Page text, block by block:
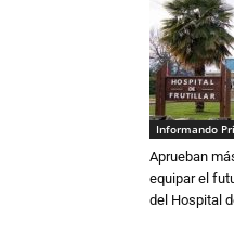
Informando
Aprueban
equipar el
del Hospital